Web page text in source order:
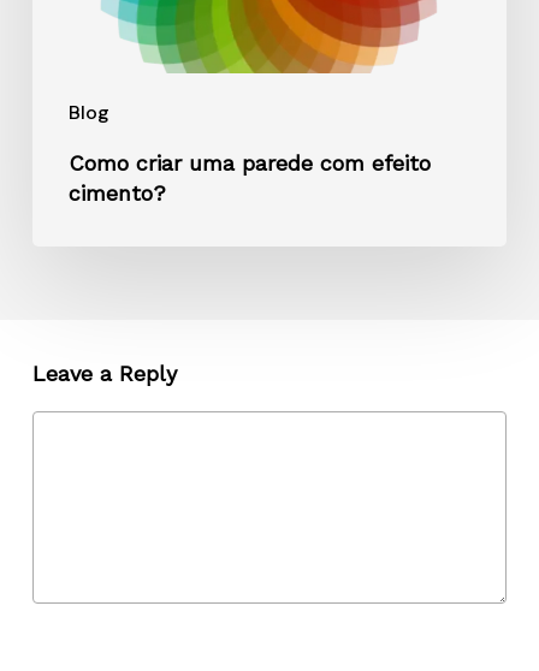
Blog
Como criar uma parede com efeito
cimento?
Leave a Reply